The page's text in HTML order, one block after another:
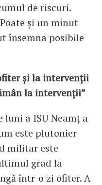
de riscuri.
și un minut
însemna posibile
și la intervenții
la intervenții”
luni a ISU Neamț a
este plutonier
militar este
grad la
într-o zi ofiter. A